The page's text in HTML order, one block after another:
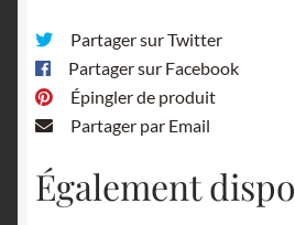
Partager sur Twitter
Partager sur Facebook
Épingler de produit
Partager par Email
Également